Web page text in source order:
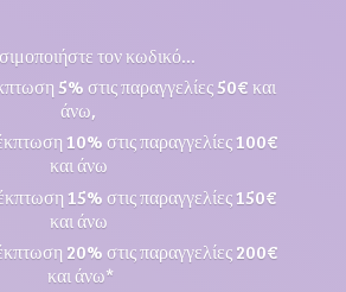
τον κωδικό...
5% στις παραγγελίες 50€ και
άνω,
10% στις παραγγελίες 100€
και άνω
15% στις παραγγελίες 150€
και άνω
20% στις παραγγελίες 200€
και άνω*